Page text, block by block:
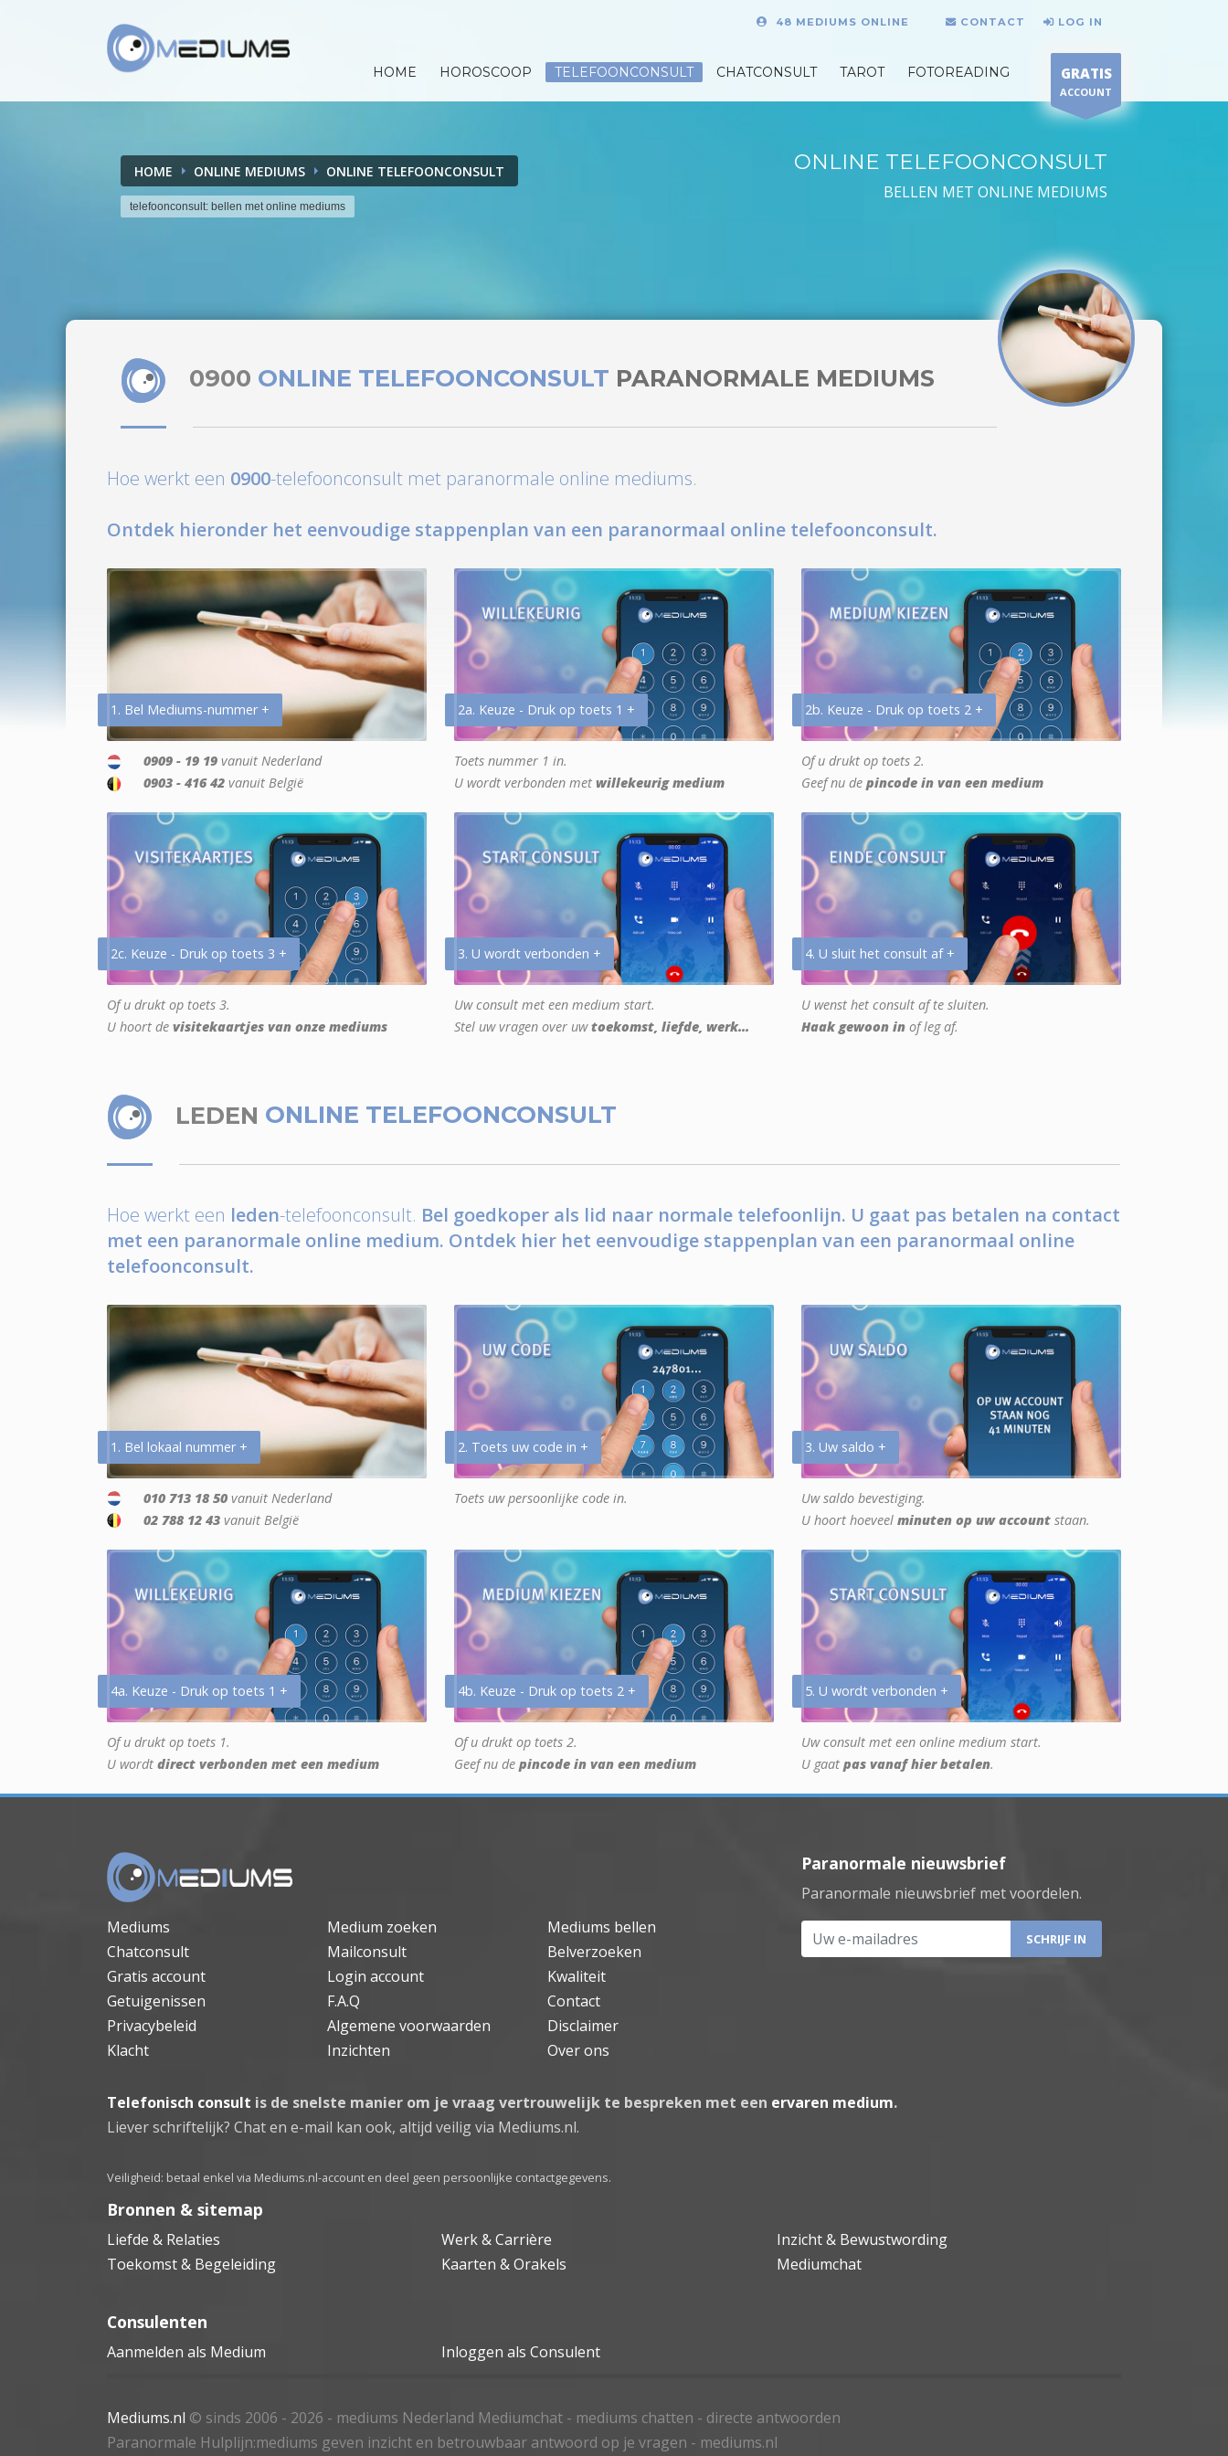
48 MEDIUMS ONLINE CONTACT LOG IN
HOME HOROSCOOP TELEFOONCONSULT CHATCONSULT TAROT FOTOREADING GRATIS
ACCOUNT
HOME ONLINE MEDIUMS ONLINE TELEFOONCONSULT
telefoonconsult: bellen met online mediums
ONLINE TELEFOONCONSULT
BELLEN MET ONLINE MEDIUMS
0900 ONLINE TELEFOONCONSULT PARANORMALE MEDIUMS
Hoe werkt een 0900-telefoonconsult met paranormale online mediums.
Ontdek hieronder het eenvoudige stappenplan van een paranormaal online telefoonconsult.
1. Bel Mediums-nummer +
0909 - 19 19 vanuit Nederland
0903 - 416 42 vanuit België
2a. Keuze - Druk op toets 1 +
Toets nummer 1 in.
U wordt verbonden met willekeurig medium
2b. Keuze - Druk op toets 2 +
Of u drukt op toets 2.
Geef nu de pincode in van een medium
2c. Keuze - Druk op toets 3 +
Of u drukt op toets 3.
U hoort de visitekaartjes van onze mediums
3. U wordt verbonden +
Uw consult met een medium start.
Stel uw vragen over uwtoekomst, liefde, werk...
4. U sluit het consult af +
U wenst het consult af te sluiten.
Haak gewoon in of leg af.
LEDEN ONLINE TELEFOONCONSULT
Hoe werkt een leden-telefoonconsult. Bel goedkoper als lid naar normale telefoonlijn. U gaat pas betalen na contact
met een paranormale online medium. Ontdek hier het eenvoudige stappenplan van een paranormaal online
telefoonconsult.
1. Bel lokaal nummer +
010 713 18 50 vanuit Nederland
02 788 12 43 vanuit België
2. Toets uw code in +
Toets uw persoonlijke code in.
3. Uw saldo +
Uw saldo bevestiging.
U hoort hoeveel minuten op uw account staan.
4a. Keuze - Druk op toets 1 +
Of u drukt op toets 1.
U wordt direct verbonden met een medium
4b. Keuze - Druk op toets 2 +
Of u drukt op toets 2.
Geef nu de pincode in van een medium
5. U wordt verbonden +
Uw consult met een online medium start.
U gaat pas vanaf hier betalen.
Mediums Medium zoeken
Mediums bellen
Chatconsult
Mailconsult
Belverzoeken
Gratis account
Login account
Kwaliteit
Getuigenissen
F.A.Q
Contact
Privacybeleid
Algemene voorwaarden
Disclaimer
Klacht
Inzichten Over ons
Paranormale nieuwsbrief
Paranormale nieuwsbrief met voordelen.
Uw e-mailadres
Telefonisch consult is de snelste manier om je vraag vertrouwelijk te bespreken met een ervaren medium.
Liever schriftelijk? Chat en e-mail kan ook, altijd veilig via Mediums.nl.
Veiligheid: betaal enkel via Mediums.nl-account en deel geen persoonlijke contactgegevens.
Bronnen & sitemap
Liefde & Relaties Werk & Carrière
Inzicht & Bewustwording
Toekomst & Begeleiding
Kaarten & Orakels Mediumchat
Consulenten
Aanmelden als Medium Inloggen als Consulent
Mediums.nl © sinds 2006 - 2026 - mediums Nederland Mediumchat - mediums chatten - directe antwoorden
Paranormale Hulplijn:mediums geven inzicht en betrouwbaar antwoord op je vragen - mediums.nl